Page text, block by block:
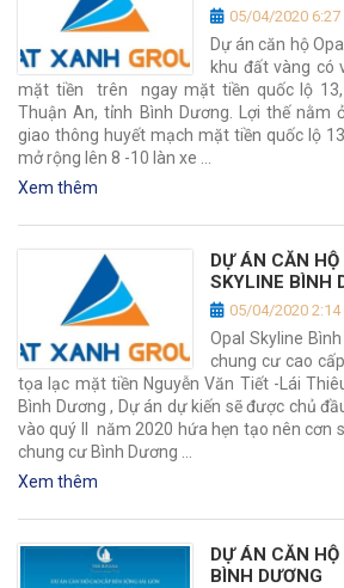
05/04/2020 6:27
Dự án căn hộ
khu đất vàng có
mặt tiền trên ngay mặt tiền quốc lộ 13,
Thuận An, tỉnh Bình Dương. Lợi thế nằm
giao thông huyết mạch mặt tiền quốc lộ
mở rộng lên 8 -10 làn xe …
Xem thêm
DỰ ÁN CĂN
SKYLINE BÌNH
05/04/2020 2:14
Opal Skyline
chung cư cao
tọa lạc mặt tiền Nguyễn Văn Tiết -Lái
Bình Dương , Dự án dự kiến sẽ được chủ
vào quý II năm 2020 hứa hẹn tạo nên cơn
chung cư Bình Dương …
Xem thêm
DỰ ÁN CĂN
BÌNH DƯƠNG